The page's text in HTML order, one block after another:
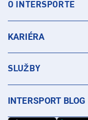
O INTERSPORTE
KARIÉRA
SLUŽBY
INTERSPORT BLOG